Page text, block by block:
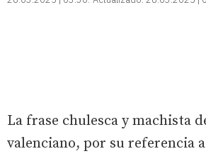
La frase chulesca y machista
valenciano, por su referencia